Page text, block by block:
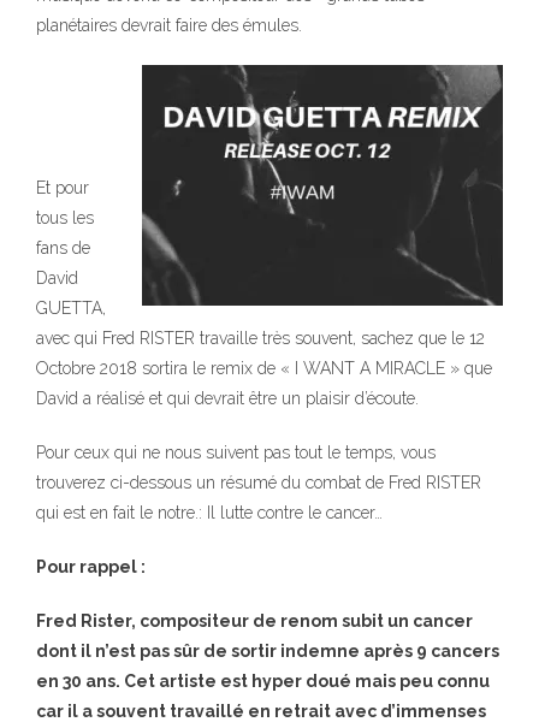
planétaires devrait faire des émules.
Et pour
tous les
fans de
David
GUETTA,
avec qui Fred RISTER travaille très souvent, sachez que le 12
Octobre 2018 sortira le remix de « I WANT A MIRACLE » que
David a réalisé et qui devrait être un plaisir d’écoute.
Pour ceux qui ne nous suivent pas tout le temps, vous
trouverez ci-dessous un résumé du combat de Fred RISTER
qui est en fait le notre.: Il lutte contre le cancer…
Pour rappel :
Fred Rister, compositeur de renom subit un cancer
dont il n’est pas sûr de sortir indemne après 9 cancers
en 30 ans. Cet artiste est hyper doué mais peu connu
car il a souvent travaillé en retrait avec d’immenses